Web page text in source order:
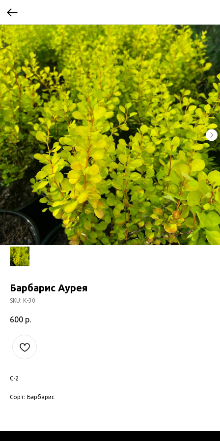
Барбарис Аурея
SKU: К-30
600 р.
С-2
Сорт: Барбарис